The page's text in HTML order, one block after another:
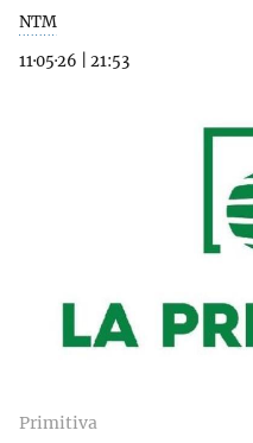
NTM
11·05·26
21:53
Primitiva